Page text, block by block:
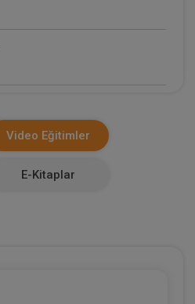
Video Eğitimler
E-Kitaplar